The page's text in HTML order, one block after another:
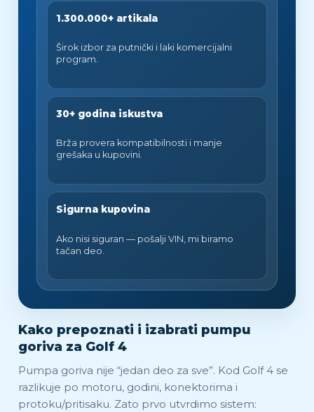
1.300.000+ artikala
Širok izbor za putnički i laki komercijalni
program.
30+ godina iskustva
Brža provera kompatibilnosti i manje
grešaka u kupovini.
Sigurna kupovina
Ako nisi siguran — pošalji VIN, mi biramo
tačan deo.
Kako prepoznati i izabrati pumpu
goriva za Golf 4
Pumpa goriva nije “jedan deo za sve”. Kod Golf 4 se
razlikuje po motoru, godini, konektorima i
protoku/pritisaku. Zato prvo utvrdimo sistem: